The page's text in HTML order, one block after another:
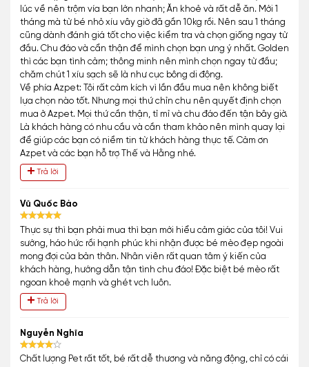
lúc về nên trộm vía bạn lớn nhanh; Ăn khoẻ và rất dễ ăn. Mới 1
tháng mà từ bé nhỏ xíu vây giờ đã gần 10kg rồi. Nên sau 1 tháng
cũng dành đánh giá tốt cho việc kiểm tra và chọn giống ngay từ
đầu. Chu đáo và cẩn thận để mình chọn bạn ưng ý nhất. Golden
thì các bạn tình cảm; thông minh nên mình chọn ngay từ đầu;
chăm chút 1 xíu sạch sẽ là như cục bông di động.
Về phía Azpet: Tôi rất cảm kích vì lần đầu mua nên không biết
lựa chọn nào tốt. Nhưng mọi thứ chỉn chu nên quyết định chọn
mua ở Azpet. Mọi thứ cần thận, tỉ mỉ và chu đáo đến tận bây giờ.
Là khách hàng có nhu cầu và cần tham khảo nên mình quay lại
để giúp các bạn có niềm tin từ khách hàng thực tế. Cảm ơn
Azpet và các bạn hỗ trợ Thế và Hằng nhé.
Trả lời
Vũ Quốc Bảo
Thực sự thì bạn phải mua thì bạn mới hiểu cảm giác của tôi! Vui
sướng, háo hức rồi hạnh phúc khi nhận được bé mèo đẹp ngoài
mong đợi của bản thân. Nhân viên rất quan tâm ý kiến của
khách hàng, hướng dẫn tận tình chu đáo! Đặc biệt bé mèo rất
ngoan khoẻ mạnh và ghét vch luôn.
Trả lời
Nguyễn Nghĩa
Chất lượng Pet rất tốt, bé rất dễ thương và năng động, chỉ có cái